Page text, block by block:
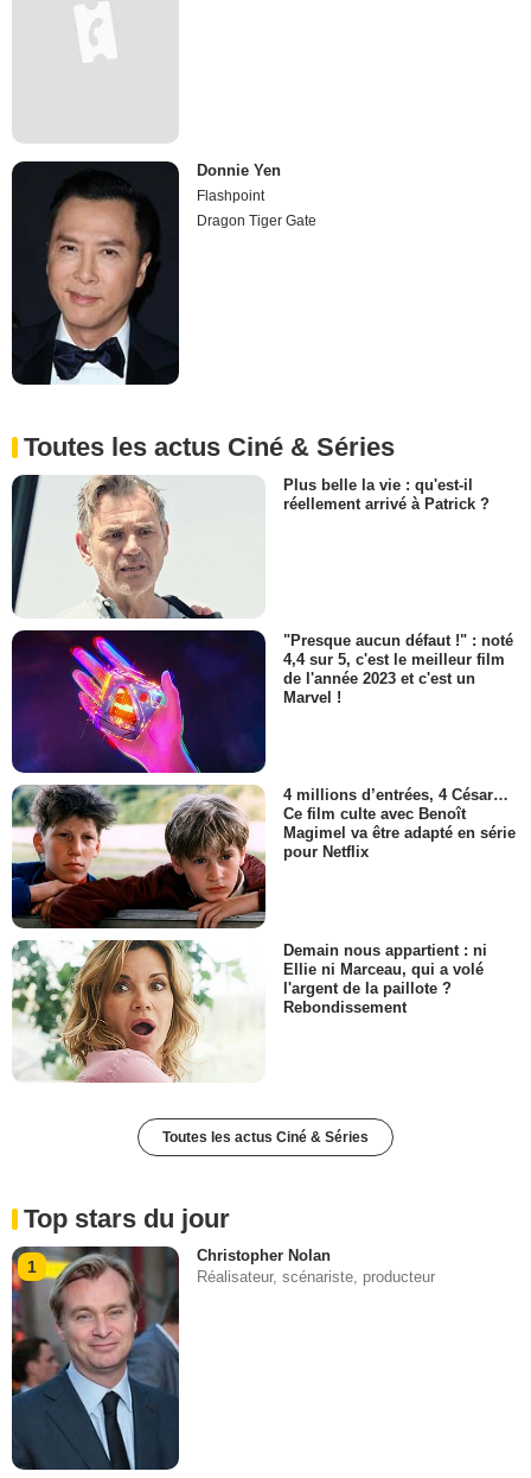
Donnie Yen
Flashpoint
Dragon Tiger Gate
Toutes les actus Ciné & Séries
Plus belle la vie : qu'est-il
réellement arrivé à Patrick ?
"Presque aucun défaut !" : noté
4,4 sur 5, c'est le meilleur film
de l'année 2023 et c'est un
Marvel !
4 millions d’entrées, 4 César…
Ce film culte avec Benoît
Magimel va être adapté en série
pour Netflix
Demain nous appartient : ni
Ellie ni Marceau, qui a volé
l'argent de la paillote ?
Rebondissement
Toutes les actus Ciné & Séries
Top stars du jour
1
Christopher Nolan
Réalisateur, scénariste, producteur